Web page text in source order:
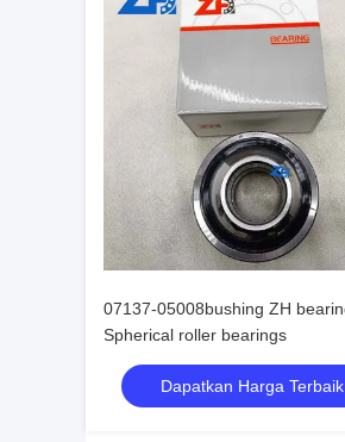
07137-05008bushing ZH bearings
Spherical roller bearings
Dapatkan Harga Terbaik